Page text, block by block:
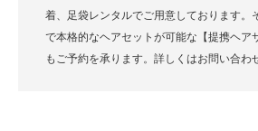
着、足袋レンタルでご用意しております。
で本格的なヘアセットが可能な【提携ヘア
もご予約を承ります。詳しくはお問い合わ